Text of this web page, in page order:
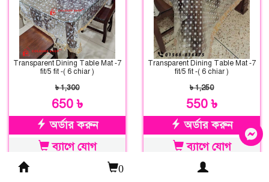
Transparent Dining Table Mat -7
fit/5 fit -( 6 chiar )
৳ 1,300
650 ৳
অর্ডার করুন
ব্যাগে যোগ
Transparent Dining Table Mat -7
fit/5 fit -( 6 chiar )
৳ 1,250
550 ৳
অর্ডার করুন
ব্যাগে যোগ
0